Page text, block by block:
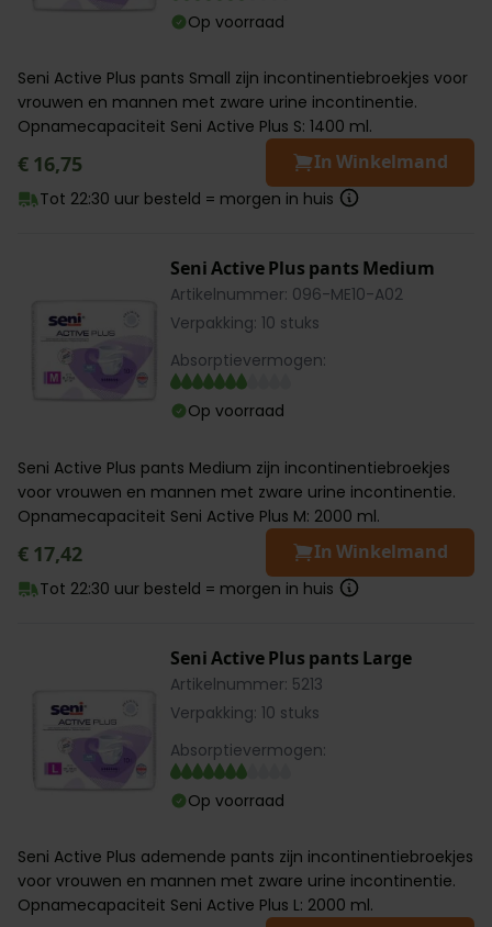
Op voorraad
Seni Active Plus pants Small zijn incontinentiebroekjes voor
vrouwen en mannen met zware urine incontinentie.
Opnamecapaciteit Seni Active Plus S: 1400 ml.
€ 16,75 In Winkelmand
Tot 22:30 uur besteld = morgen in huis
Seni Active Plus pants Medium
Artikelnummer: 096-ME10-A02
Verpakking: 10 stuks
Absorptievermogen:
Op voorraad
Seni Active Plus pants Medium zijn incontinentiebroekjes
voor vrouwen en mannen met zware urine incontinentie.
Opnamecapaciteit Seni Active Plus M: 2000 ml.
€ 17,42 In Winkelmand
Tot 22:30 uur besteld = morgen in huis
Seni Active Plus pants Large
Artikelnummer: 5213
Verpakking: 10 stuks
Absorptievermogen:
Op voorraad
Seni Active Plus ademende pants zijn incontinentiebroekjes
voor vrouwen en mannen met zware urine incontinentie.
Opnamecapaciteit Seni Active Plus L: 2000 ml.